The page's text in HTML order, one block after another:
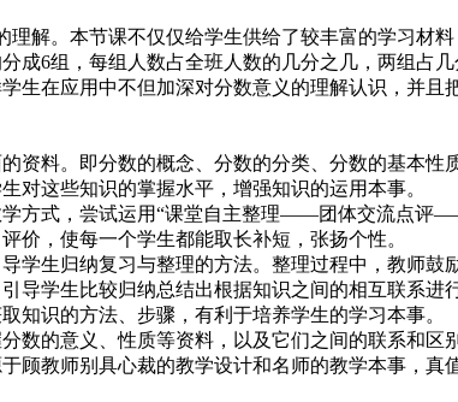
解。本节课不仅仅给学生供给了较丰富的学习材
成6组，每组人数占全班人数的几分之几，两组占
生在应用中不但加深对分数意义的理解认识，并
资料。即分数的概念、分数的分类、分数的基本
对这些知识的掌握水平，增强知识的运用本事。
方式，尝试运用“课堂自主整理——团体交流点评
价，使每一个学生都能取长补短，张扬个性。
学生归纳复习与整理的方法。整理过程中，教师
导学生比较归纳总结出根据知识之间的相互联系
知识的方法、步骤，有利于培养学生的学习本事。
数的意义、性质等资料，以及它们之间的联系和
顾教师别具心裁的教学设计和名师的教学本事，真